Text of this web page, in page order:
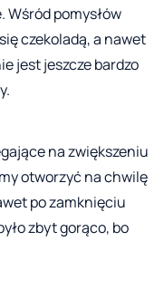
Wśród pomysłów
czekoladą, a nawet
jest jeszcze bardzo
na zwiększeniu
otworzyć na chwilę
po zamknięciu
zbyt gorąco, bo